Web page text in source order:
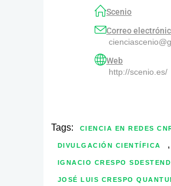
Scenio
Correo
Web
http://scenio.es/
Tags: CIENCIA EN REDES
DIVULGACIÓN CIENTÍFICA ,
IGNACIO CRESPO
JOSÉ LUIS CRESPO